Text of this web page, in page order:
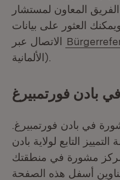
المعاون لمستشار
العثور على بيانات
الألمانية).
بادن فورتمبيرغ
في بادن فورتمبيرغ.
التابع لولاية بادن